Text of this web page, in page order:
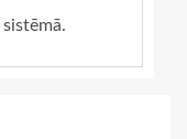
sistēmā.